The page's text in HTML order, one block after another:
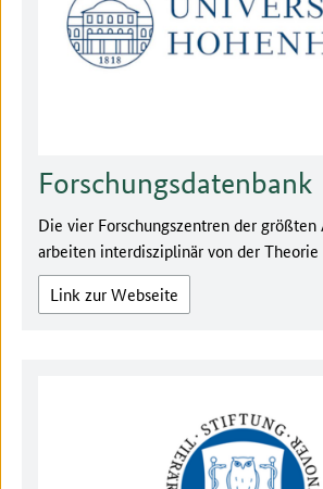
Forschungsdatenbank
Die vier Forschungszentren der
arbeiten interdisziplinär von der Theorie
Link zur Webseite